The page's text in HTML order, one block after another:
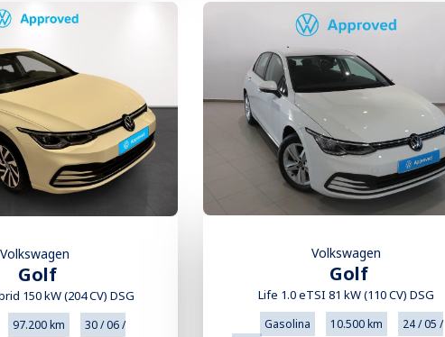
Volkswagen
Golf
150 kW (204 CV) DSG
97.200 km
30 / 06 /
Volkswagen
Golf
Life 1.0 eTSI 81 kW (110 CV) DSG
Gasolina 10.500 km
24 / 05 /